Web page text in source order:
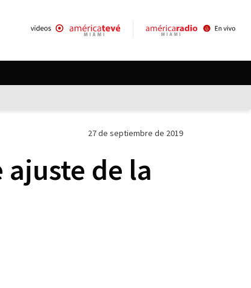
27 de septiembre de 2019
de la